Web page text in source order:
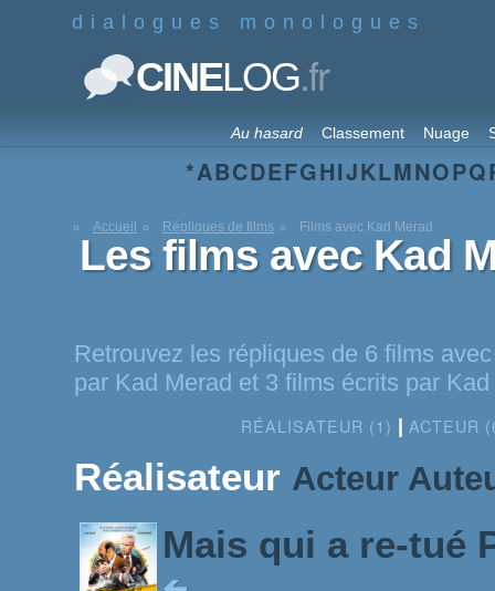
dialogues monologues
CINELOG.fr
Au hasard Classement Nuage
*ABCDEFGHIJKLMNOPQ
Accueil Répliques de films Films avec Kad Merad
Les films avec Kad
Retrouvez les répliques de 6 films
par Kad Merad et 3 films écrits par
RÉALISATEUR (1) | ACTEUR
Réalisateur Acteur
Mais qui a re-tué